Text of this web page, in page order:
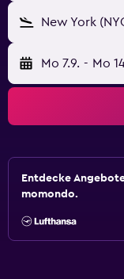
New York
Mo 7.9. - Mo
Entdecke
momondo.